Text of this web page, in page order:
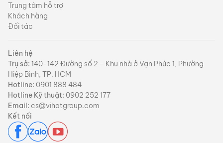
Trung tâm hỗ trợ
Khách hàng
Đối tác
Liên hệ
Trụ sở: 140-142 Đường số 2 – Khu nhà ở Vạn Phúc 1, Phường
Hiệp Bình, TP. HCM
Hotline: 0901 888 484
Hotline Kỹ thuật: 0902 252 177
Email: cs@vihatgroup.com
Kết nối